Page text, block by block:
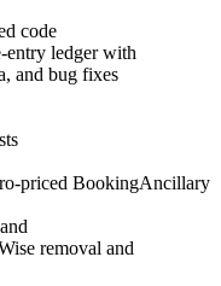
code
entry ledger with
and bug fixes
priced BookingAncillary
removal and